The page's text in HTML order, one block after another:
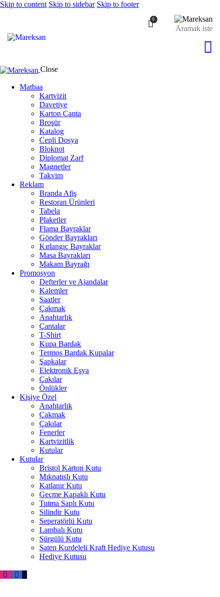
Skip to content Skip to sidebar Skip to footer
0
Close
Matbaa
Kartvizit
Davetiye
Karton Çanta
Broşür
Katalog
Cepli Dosya
Bloknot
Diplomat Zarf
Magnetler
Takvim
Reklam
Branda Afiş
Restoran Ürünleri
Tabela
Plaketler
Flama Bayraklar
Gönder Bayrakları
Kırlangıç Bayraklar
Masa Bayrakları
Makam Bayrağı
Promosyon
Defterler ve Ajandalar
Kalemler
Saatler
Çakmak
Anahtarlık
Çantalar
T-Shirt
Kupa Bardak
Termos Bardak Kupalar
Şapkalar
Elektronik Eşya
Çakılar
Önlükler
Kişiye Özel
Anahtarlık
Çakmak
Çakılar
Fenerler
Kartvizitlik
Kutular
Kutular
Bristol Karton Kutu
Mıknatıslı Kutu
Katlanır Kutu
Geçme Kapaklı Kutu
Tutma Saplı Kutu
Silindir Kutu
Seperatörlü Kutu
Lambalı Kutu
Sürgülü Kutu
Saten Kurdeleli Kraft Hediye Kutusu
Hediye Kutusu